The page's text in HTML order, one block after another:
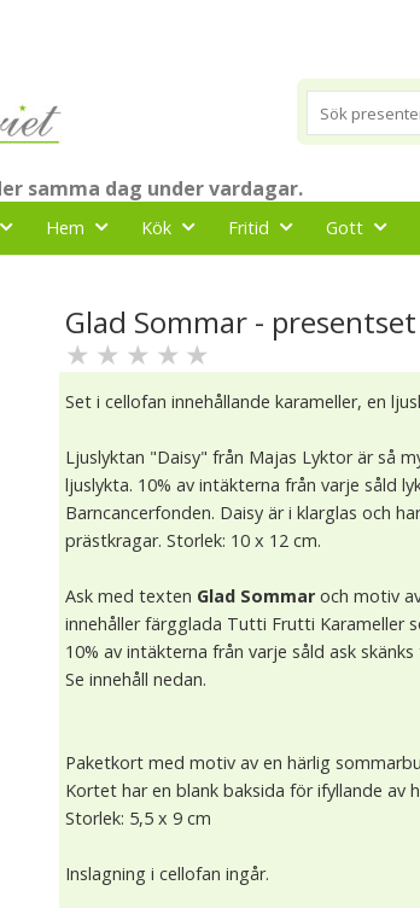
samma dag under vardagar.
Hem Kök Fritid Gott
Glad Sommar -
★ ★ ★ ★ ★
Set i cellofan innehållande karameller, en
Ljuslyktan "Daisy" från Majas Lyktor är så
ljuslykta. 10% av intäkterna från varje såld
Barncancerfonden. Daisy är i klarglas och
prästkragar. Storlek: 10 x 12 cm.
Ask med texten Glad Sommar och motiv
innehåller färgglada Tutti Frutti Karameller
10% av intäkterna från varje såld ask
Se innehåll nedan.
Paketkort med motiv av en härlig
Kortet har en blank baksida för ifyllande av
Storlek: 5,5 x 9 cm
Inslagning i cellofan ingår.